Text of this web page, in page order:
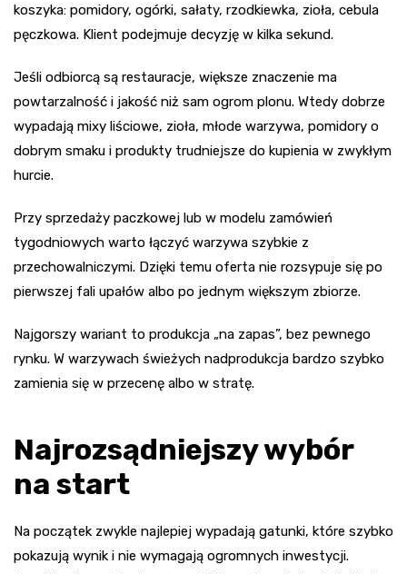
koszyka: pomidory, ogórki, sałaty, rzodkiewka, zioła, cebula
pęczkowa. Klient podejmuje decyzję w kilka sekund.
Jeśli odbiorcą są restauracje, większe znaczenie ma
powtarzalność i jakość niż sam ogrom plonu. Wtedy dobrze
wypadają mixy liściowe, zioła, młode warzywa, pomidory o
dobrym smaku i produkty trudniejsze do kupienia w zwykłym
hurcie.
Przy sprzedaży paczkowej lub w modelu zamówień
tygodniowych warto łączyć warzywa szybkie z
przechowalniczymi. Dzięki temu oferta nie rozsypuje się po
pierwszej fali upałów albo po jednym większym zbiorze.
Najgorszy wariant to produkcja „na zapas”, bez pewnego
rynku. W warzywach świeżych nadprodukcja bardzo szybko
zamienia się w przecenę albo w stratę.
Najrozsądniejszy wybór
na start
Na początek zwykle najlepiej wypadają gatunki, które szybko
pokazują wynik i nie wymagają ogromnych inwestycji.